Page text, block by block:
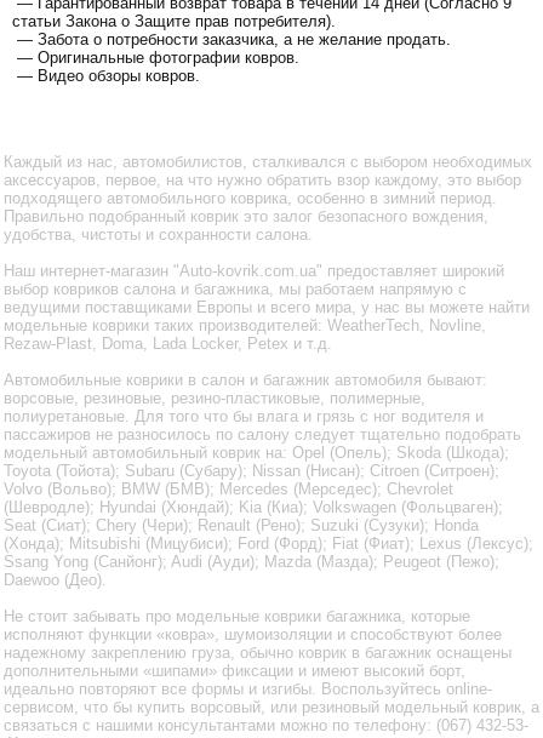
статьи Закона о Защите прав потребителя).
— Забота о потребности заказчика, а не желание продать.
— Оригинальные фотографии ковров.
— Видео обзоры ковров.
Каждый из нас, автомобилистов, сталкивался с выбором необходимых
аксессуаров, первое, на что нужно обратить взор каждому, это выбор
подходящего автомобильного коврика, особенно в зимний период.
Правильно подобранный коврик это залог безопасного вождения,
удобства, чистоты и сохранности салона.
Наш интернет-магазин "Auto-kovrik.com.ua" предоставляет широкий
выбор ковриков салона и багажника, мы работаем напрямую с
ведущими поставщиками Европы и всего мира, у нас вы можете найти
модельные коврики таких производителей: WeatherTech, Novline,
Rezaw-Plast, Doma, Lada Locker, Petex и т.д.
Автомобильные коврики в салон и багажник автомобиля бывают:
ворсовые, резиновые, резино-пластиковые, полимерные,
полиуретановые. Для того что бы влага и грязь с ног водителя и
пассажиров не разносилось по салону следует тщательно подобрать
модельный автомобильный коврик на: Opel (Опель); Skoda (Шкода);
Toyota (Тойота); Subaru (Субару); Nissan (Нисан); Citroen (Ситроен);
Volvo (Вольво); BMW (БМВ); Mercedes (Мерседес); Chevrolet
(Шевродле); Hyundai (Хюндай); Kia (Киа); Volkswagen (Фольцваген);
Seat (Сиат); Chery (Чери); Renault (Рено); Suzuki (Сузуки); Honda
(Хонда); Mitsubishi (Мицубиси); Ford (Форд); Fiat (Фиат); Lexus (Лексус);
Ssang Yong (Санйонг); Audi (Ауди); Mazda (Мазда); Peugeot (Пежо);
Daewoo (Део).
Не стоит забывать про модельные коврики багажника, которые
исполняют функции «ковра», шумоизоляции и способствуют более
надежному закреплению груза, обычно коврик в багажник оснащены
дополнительными «шипами» фиксации и имеют высокий борт,
идеально повторяют все формы и изгибы. Воспользуйтесь online-
сервисом, что бы купить ворсовый, или резиновый модельный коврик, а
связаться с нашими консультантами можно по телефону: (067) 432-53-